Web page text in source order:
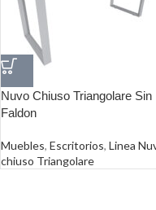
Nuvo Chiuso Triangolare Sin
Faldon
Muebles, Escritorios, Linea
chiuso Triangolare